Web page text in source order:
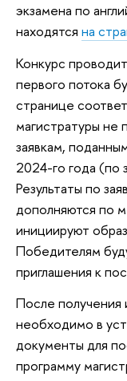
экзамена по
находятся на
Конкурс
первого потока
странице
магистратуры не
заявкам,
2024-го года (по
Результаты по
дополняются по
инициируют
Победителям
приглашения к
После получения
необходимо в
документы для
программу